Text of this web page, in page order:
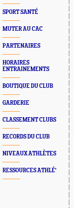
SPORT SANTÉ
MUTER AU CAC
PARTENAIRES
HORAIRES
ENTRAINEMENTS
BOUTIQUE DU CLUB
GARDERIE
CLASSEMENT CLUBS
RECORDS DU CLUB
NIVEAUX ATHLÈTES
RESSOURCES ATHLÉ'